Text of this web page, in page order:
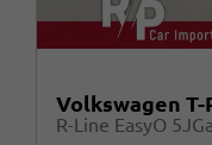
Volkswagen T-
R-Line EasyO